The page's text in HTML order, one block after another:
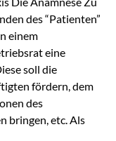
des “Patienten”
einem
eine
soll die
fördern, dem
des
bringen, etc. Als